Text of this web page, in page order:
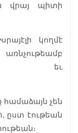
վրայ պիտի
կողմէ
եւ
համաձայն չեն
ըստ էութեան